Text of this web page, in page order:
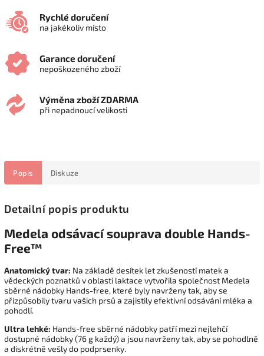
Rychlé doručení
na jakékoliv místo
Garance doručení
nepoškozeného zboží
Výměna zboží ZDARMA
při nepadnoucí velikosti
Popis Diskuze
Detailní popis produktu
Medela odsávací souprava double Hands-
Free™
Anatomický tvar: Na základě desítek let zkušeností matek a
vědeckých poznatků v oblasti laktace vytvořila společnost Medela
sběrné nádobky Hands-free, které byly navrženy tak, aby se
přizpůsobily tvaru vašich prsů a zajistily efektivní odsávání mléka a
pohodlí.
Ultra lehké: Hands-free sběrné nádobky patří mezi nejlehčí
dostupné nádobky (76 g každý) a jsou navrženy tak, aby se pohodlně
a diskrétně vešly do podprsenky.